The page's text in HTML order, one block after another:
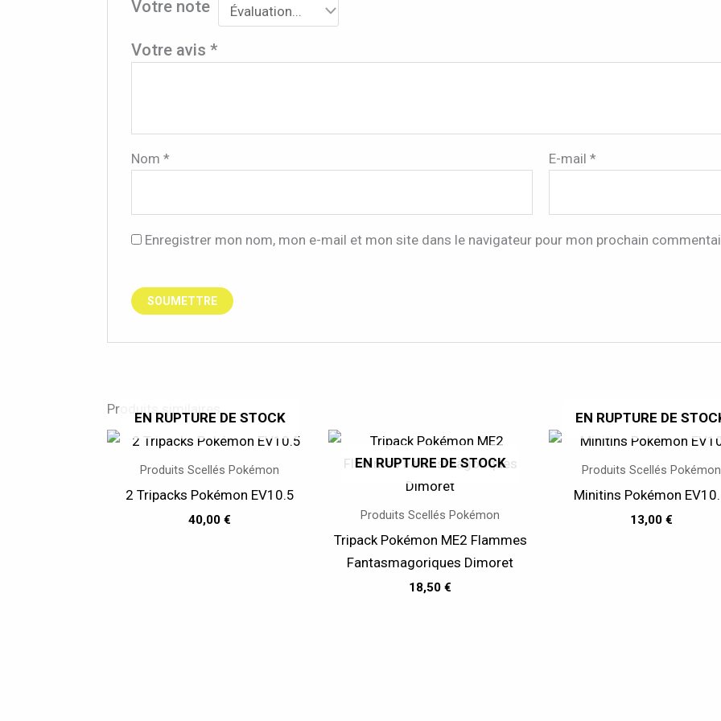
Votre note
Votre avis *
Nom * E-mail*
Enregistrer mon nom, mon e-mail et mon site dans le navigateur pour mon prochain
Produits similaires
EN RUPTURE DE STOCK
Produits Scellés Pokémon
2 Tripacks Pokémon EV10.5
40,00€
EN RUPTURE DE STOCK
Produits Scellés Pokémon
Tripack Pokémon ME2 Flammes
Fantasmagoriques Dimoret
18,50€
EN RUPTURE DE
Produits Scellés Pokémon
Minitins Pokémon
13,00 €